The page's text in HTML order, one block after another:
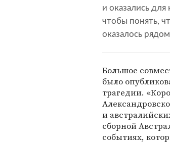
и оказались
чтобы понять,
оказалось
Большое
было
трагедии.
и
сборной
событиях,